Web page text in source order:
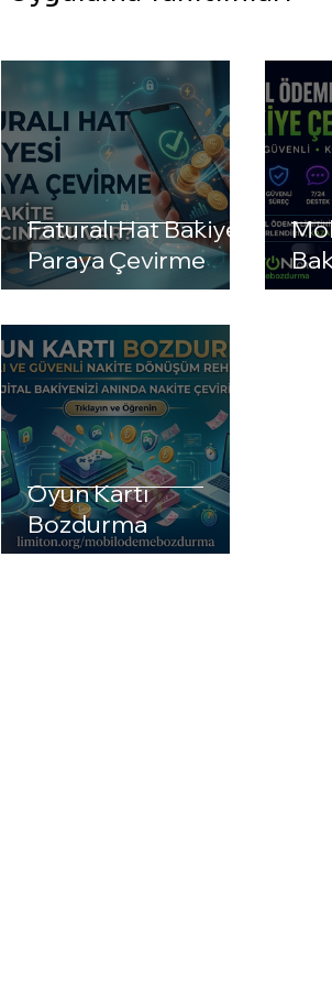
Faturalı Hat Bakiyesi
Paraya Çevirme
Oyun Kartı
Bozdurma